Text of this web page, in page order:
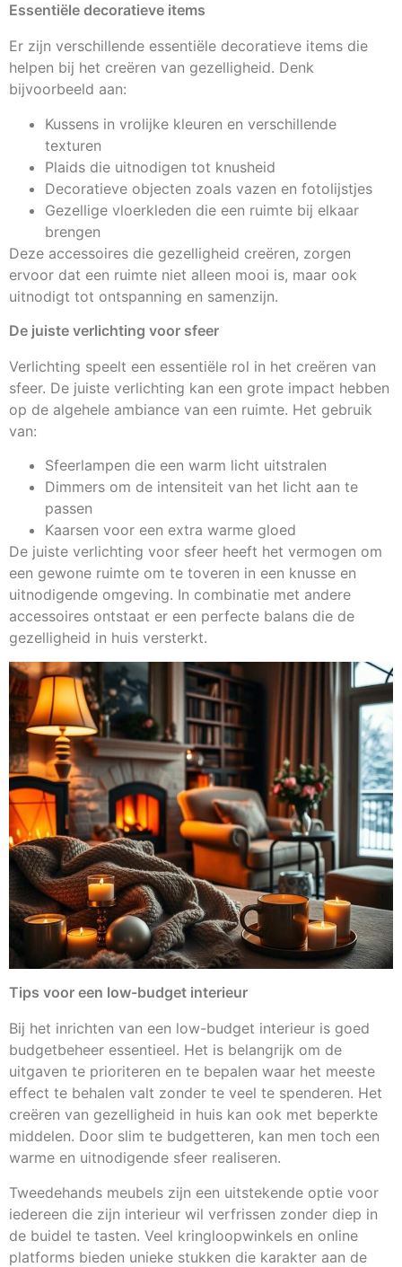
Essentiële decoratieve items
Er zijn verschillende essentiële decoratieve items die
helpen bij het creëren van gezelligheid. Denk
bijvoorbeeld aan:
Kussens in vrolijke kleuren en verschillende
texturen
Plaids die uitnodigen tot knusheid
Decoratieve objecten zoals vazen en fotolijstjes
Gezellige vloerkleden die een ruimte bij elkaar
brengen
Deze accessoires die gezelligheid creëren, zorgen
ervoor dat een ruimte niet alleen mooi is, maar ook
uitnodigt tot ontspanning en samenzijn.
De juiste verlichting voor sfeer
Verlichting speelt een essentiële rol in het creëren van
sfeer. De juiste verlichting kan een grote impact hebben
op de algehele ambiance van een ruimte. Het gebruik
van:
Sfeerlampen die een warm licht uitstralen
Dimmers om de intensiteit van het licht aan te
passen
Kaarsen voor een extra warme gloed
De juiste verlichting voor sfeer heeft het vermogen om
een gewone ruimte om te toveren in een knusse en
uitnodigende omgeving. In combinatie met andere
accessoires ontstaat er een perfecte balans die de
gezelligheid in huis versterkt.
Tips voor een low-budget interieur
Bij het inrichten van een low-budget interieur is goed
budgetbeheer essentieel. Het is belangrijk om de
uitgaven te prioriteren en te bepalen waar het meeste
effect te behalen valt zonder te veel te spenderen. Het
creëren van gezelligheid in huis kan ook met beperkte
middelen. Door slim te budgetteren, kan men toch een
warme en uitnodigende sfeer realiseren.
Tweedehands meubels zijn een uitstekende optie voor
iedereen die zijn interieur wil verfrissen zonder diep in
de buidel te tasten. Veel kringloopwinkels en online
platforms bieden unieke stukken die karakter aan de